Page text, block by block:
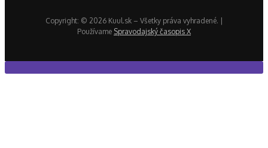
Copyright: © 2026 Kuul.sk – Všetky práva vyhradené. |
Používame Spravodajský časopis X